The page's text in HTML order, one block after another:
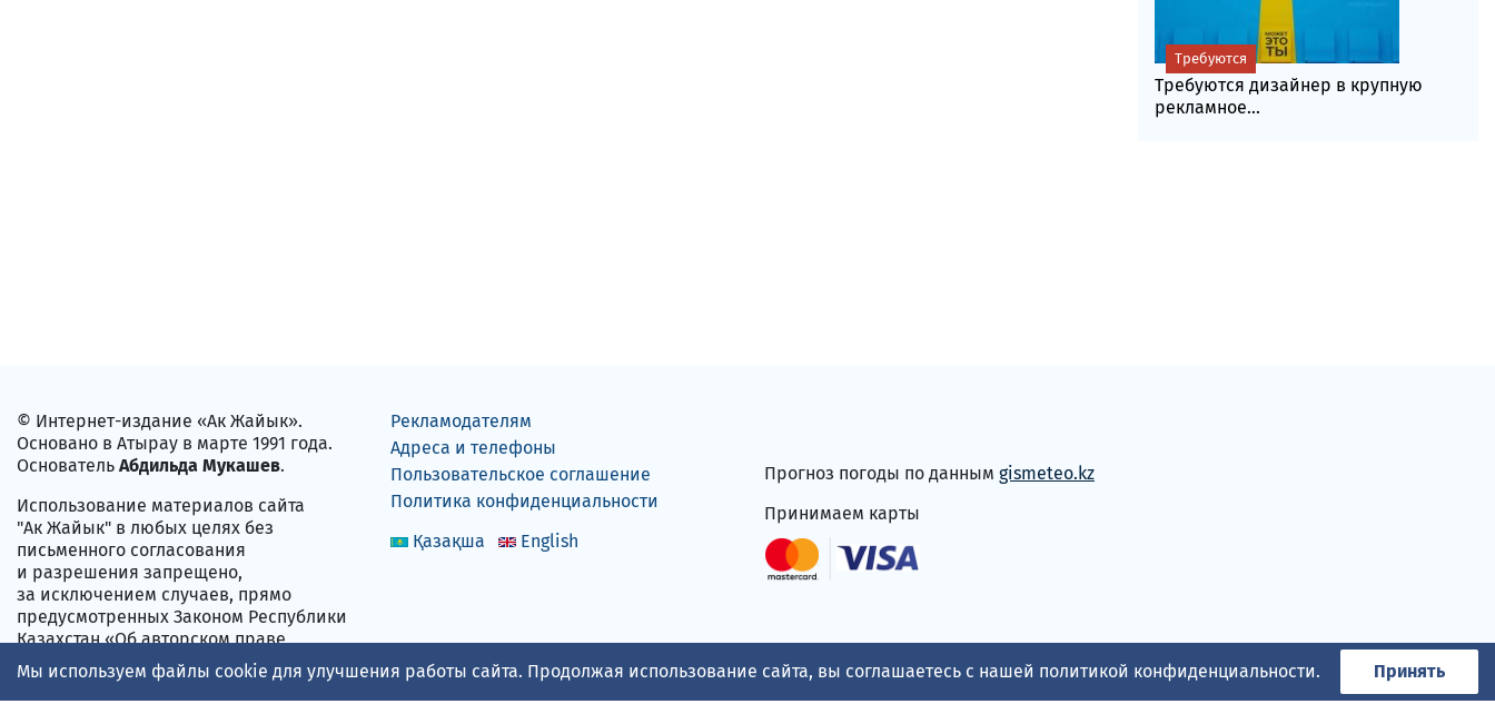
Требуются дизайнер в крупную
рекламное...
Требуются
© Интернет-издание «Ак Жайык».
Основано в Атырау в марте 1991 года.
Основатель Абдильда Мукашев.
Использование материалов сайта
"Ак Жайык" в любых целях без
письменного согласования
и разрешения запрещено,
за исключением случаев, прямо
предусмотренных Законом Республики
Казахстан «Об авторском праве
и смежных правах» от 10.06.1996 года
№ 6-1.
Рекламодателям
Адреса и телефоны
Пользовательское соглашение
Политика конфиденциальности
Қазақша
English
Прогноз погоды по данным gismeteo.kz
Принимаем карты
Мы используем файлы cookie для улучшения работы сайта. Продолжая использование сайта, вы соглашаетесь с нашей политикой конфиденциальности. Принять